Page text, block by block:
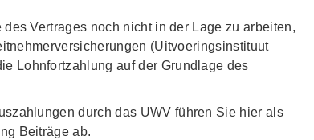
des Vertrages noch nicht in der Lage zu arbeiten,
(Uitvoeringsinstituut
Lohnfortzahlung auf der Grundlage des
durch das UWV führen Sie hier als
Beiträge ab.